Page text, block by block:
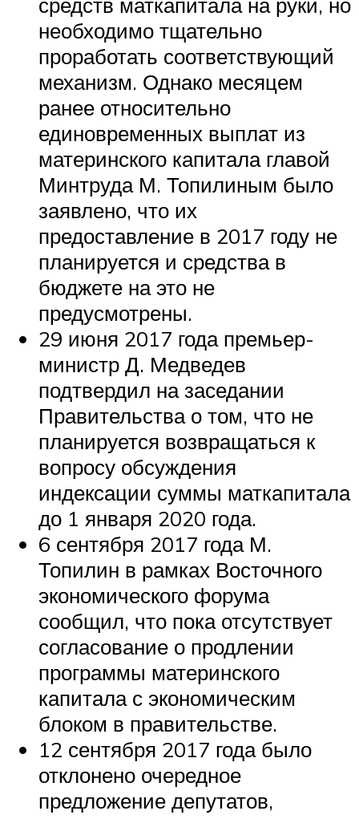
необходимо тщательно
проработать соответствующий
механизм. Однако месяцем
ранее относительно
единовременных выплат из
материнского капитала главой
Минтруда М. Топилиным было
заявлено, что их
предоставление в 2017 году не
планируется и средства в
бюджете на это не
предусмотрены.
29 июня 2017 года премьер-
министр Д. Медведев
подтвердил на заседании
Правительства о том, что не
планируется возвращаться к
вопросу обсуждения
индексации суммы маткапитала
до 1 января 2020 года.
6 сентября 2017 года М.
Топилин в рамках Восточного
экономического форума
сообщил, что пока отсутствует
согласование о продлении
программы материнского
капитала с экономическим
блоком в правительстве.
12 сентября 2017 года было
отклонено очередное
предложение депутатов,